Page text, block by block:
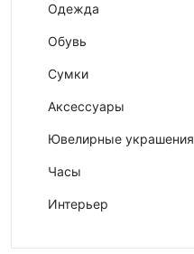
Одежда
Обувь
Сумки
Аксессуары
Ювелирные украшения
Часы
Интерьер